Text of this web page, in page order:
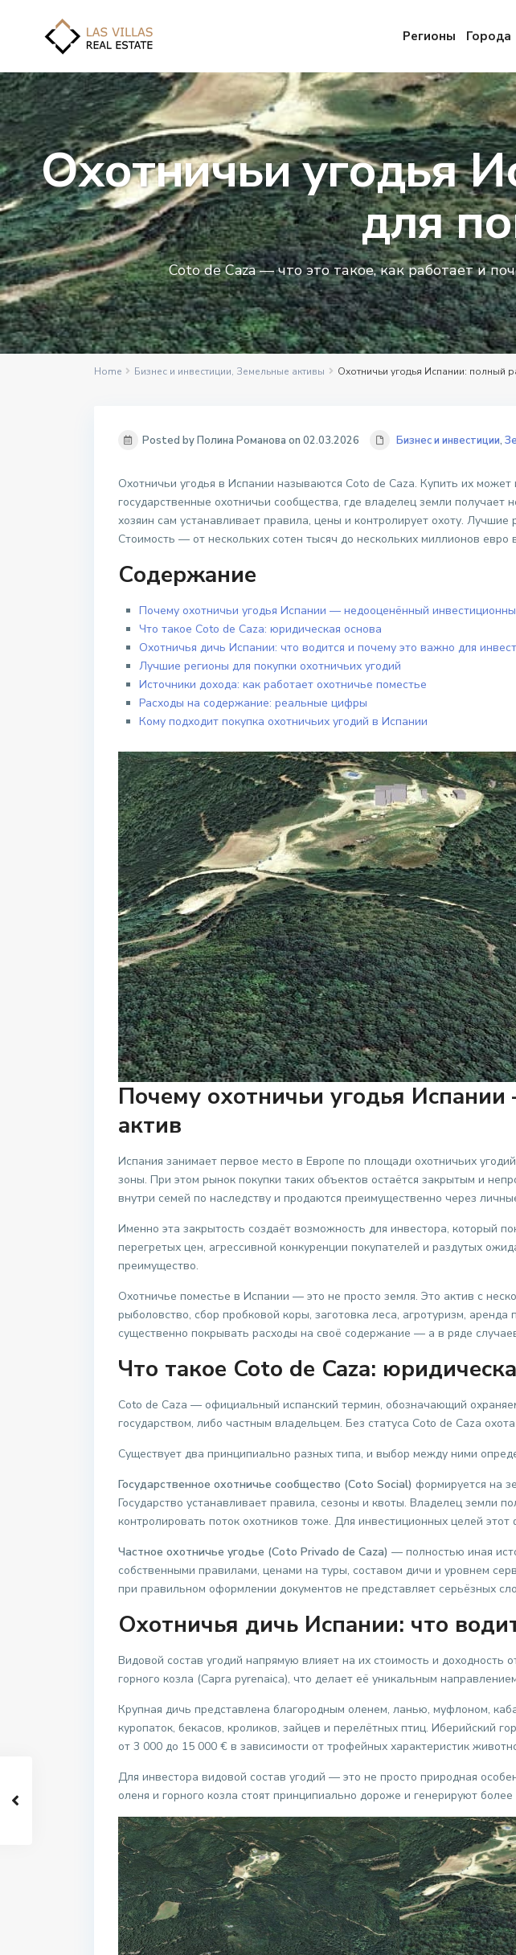
Регионы Города
Охотничьи угодья
для
Coto de Caza — что это такое, как работает и
Home Бизнес и инвестиции, Земельные активы Охотничьи угодья Испании: полный
Posted by Полина Романова on 02.03.2026 Бизнес и инвестиции,
Охотничьи угодья в Испании называются Coto de Caza. Купить их
государственные охотничьи сообщества, где владелец земли
хозяин сам устанавливает правила, цены и контролирует охоту.
Стоимость — от нескольких сотен тысяч до нескольких миллионов евро
Содержание
Почему охотничьи угодья Испании — недооценённый
Что такое Coto de Caza: юридическая основа
Охотничья дичь Испании: что водится и почему это важно для
Лучшие регионы для покупки охотничьих угодий
Источники дохода: как работает охотничье поместье
Расходы на содержание: реальные цифры
Кому подходит покупка охотничьих угодий в Испании
Почему охотничьи угодья
актив
Испания занимает первое место в Европе по площади охотничьих
зоны. При этом рынок покупки таких объектов остаётся закрытым и
внутри семей по наследству и продаются преимущественно через
Именно эта закрытость создаёт возможность для инвестора, который
перегретых цен, агрессивной конкуренции покупателей и раздутых
преимущество.
Охотничье поместье в Испании — это не просто земля. Это актив с
рыболовство, сбор пробковой коры, заготовка леса, агротуризм,
существенно покрывать расходы на своё содержание — а в ряде
Что такое Coto de Caza:
Coto de Caza — официальный испанский термин, обозначающий
государством, либо частным владельцем. Без статуса Coto de Caza
Существует два принципиально разных типа, и выбор между ними
Государственное охотничье сообщество (Coto Social) формируется на
Государство устанавливает правила, сезоны и квоты. Владелец земли
контролировать поток охотников тоже. Для инвестиционных целей
Частное охотничье угодье (Coto Privado de Caza) — полностью иная
собственными правилами, ценами на туры, составом дичи и уровнем
при правильном оформлении документов не представляет серьёзных
Охотничья дичь Испании: что
Видовой состав угодий напрямую влияет на их стоимость и
горного козла (Capra pyrenaica), что делает её уникальным
Крупная дичь представлена благородным оленем, ланью, муфлоном,
куропаток, бекасов, кроликов, зайцев и перелётных птиц. Иберийский
от 3 000 до 15 000 € в зависимости от трофейных характеристик
Для инвестора видовой состав угодий — это не просто природная
оленя и горного козла стоят принципиально дороже и генерируют